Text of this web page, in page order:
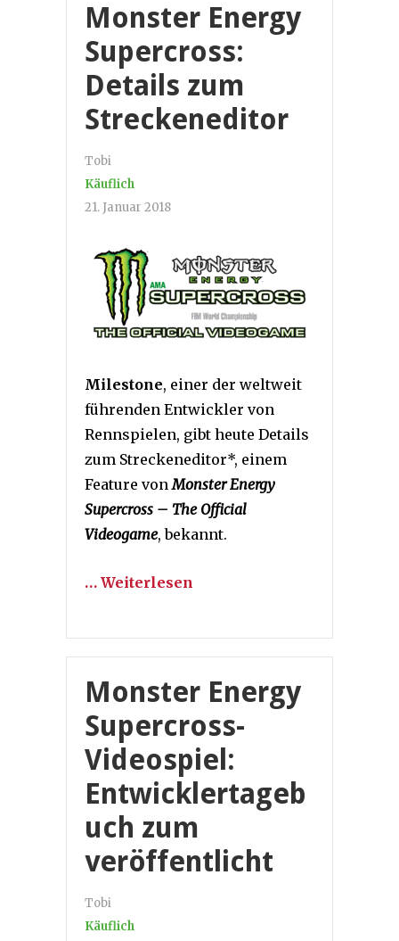
Monster Energy
Supercross:
Details zum
Streckeneditor
Tobi
Käuflich
21. Januar 2018
Milestone, einer der weltweit
führenden Entwickler von
Rennspielen, gibt heute Details
zum Streckeneditor*, einem
Feature vonMonster Energy
Supercross – The Official
Videogame, bekannt.
… Weiterlesen
Monster Energy
Supercross-
Videospiel:
Entwicklertageb
uch zum
veröffentlicht
Tobi
Käuflich